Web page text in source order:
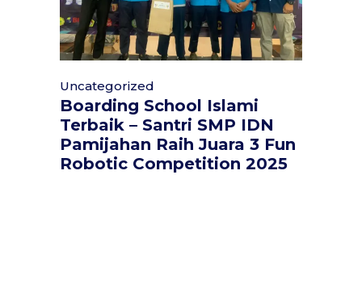
Uncategorized
Boarding School Islami
Terbaik – Santri SMP IDN
Pamijahan Raih Juara 3 Fun
Robotic Competition 2025